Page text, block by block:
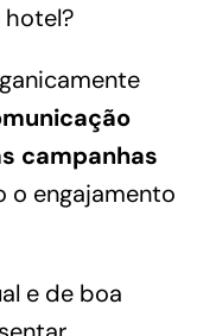
hotel?
campanhas
o engajamento
e de boa